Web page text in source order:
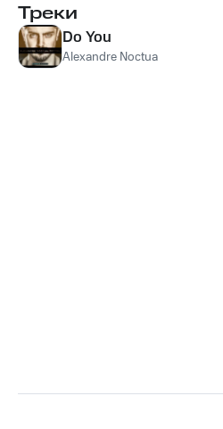
Треки
Do You
Alexandre Noctua